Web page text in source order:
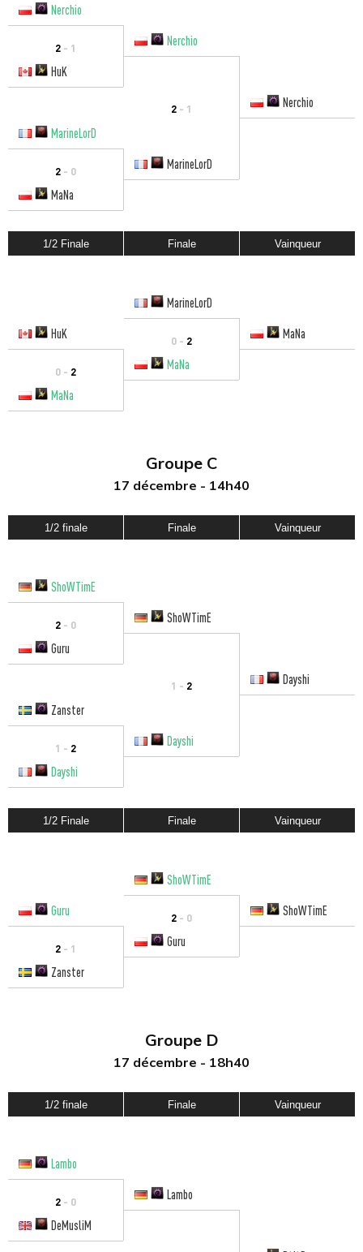
Nerchio
2 - 1
Nerchio
HuK
2 - 1
Nerchio
MarineLorD
2 - 0
MarineLorD
MaNa
1/2 Finale Finale Vainqueur
MarineLorD
HuK
0 - 2 MaNa
0 - 2
MaNa
MaNa
Groupe C
17 décembre - 14h40
1/2 finale Finale Vainqueur
ShoWTimE
2 - 0
ShoWTimE
Guru
1 - 2
Dayshi
Zanster
1 - 2
Dayshi
Dayshi
1/2 Finale Finale Vainqueur
ShoWTimE
Guru
2 - 0 ShoWTimE
2 - 1
Guru
Zanster
Groupe D
17 décembre - 18h40
1/2 finale Finale Vainqueur
Lambo
2 - 0
Lambo
DeMusliM